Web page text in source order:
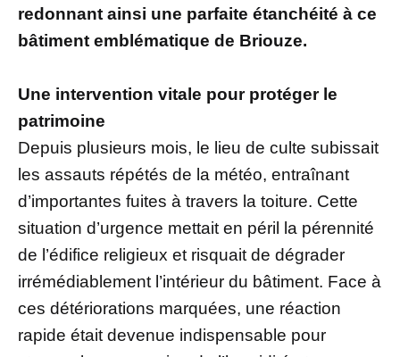
redonnant ainsi une parfaite étanchéité à ce
bâtiment emblématique de Briouze.
Une intervention vitale pour protéger le
patrimoine
Depuis plusieurs mois, le lieu de culte subissait
les assauts répétés de la météo, entraînant
d’importantes fuites à travers la toiture. Cette
situation d’urgence mettait en péril la pérennité
de l’édifice religieux et risquait de dégrader
irrémédiablement l’intérieur du bâtiment. Face à
ces détériorations marquées, une réaction
rapide était devenue indispensable pour